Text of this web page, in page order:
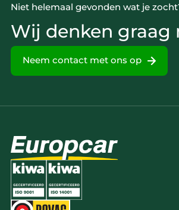
Niet helemaal gevonden wat je
Wij denken graag
Neem contact met ons op